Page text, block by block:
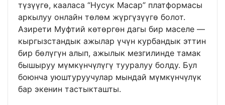
түзүүгө, кааласа “Нусук Масар” платформасы
аркылуу онлайн төлөм жүргүзүүгө болот.
Азирети Муфтий көтөргөн дагы бир маселе —
кыргызстандык ажылар үчүн курбандык эттин
бир бөлүгүн алып, ажылык мезгилинде тамак
бышыруу мүмкүнчүлүгү тууралуу болду. Бул
боюнча уюштуруучулар мындай мүмкүнчүлүк
бар экенин тастыкташты.